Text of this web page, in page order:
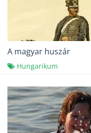
A magyar huszár
Hungarikum